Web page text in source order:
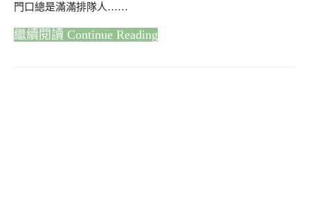
門口總是滿滿排隊人……
Continue Reading